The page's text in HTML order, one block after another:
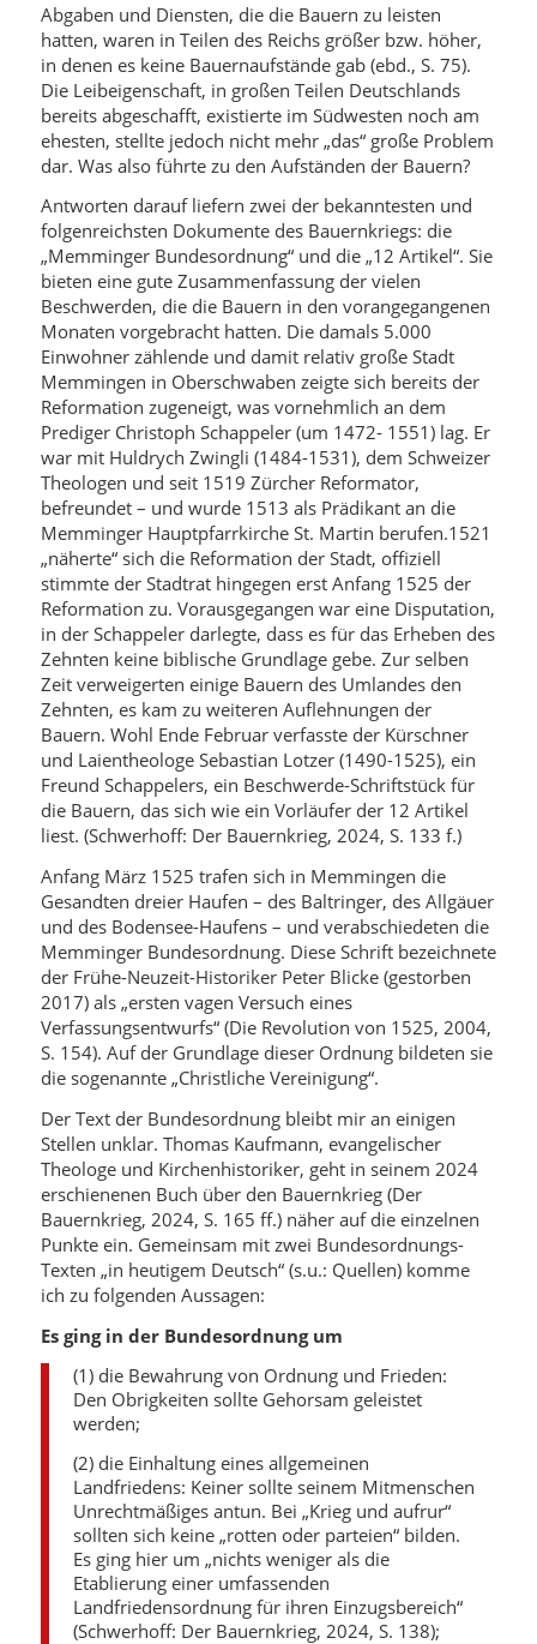
Abgaben und Diensten, die die Bauern zu leisten
hatten, waren in Teilen des Reichs größer bzw. höher,
in denen es keine Bauernaufstände gab (ebd., S. 75).
Die Leibeigenschaft, in großen Teilen Deutschlands
bereits abgeschafft, existierte im Südwesten noch am
ehesten, stellte jedoch nicht mehr „das“ große Problem
dar. Was also führte zu den Aufständen der Bauern?
Antworten darauf liefern zwei der bekanntesten und
folgenreichsten Dokumente des Bauernkriegs: die
„Memminger Bundesordnung“ und die „12 Artikel“. Sie
bieten eine gute Zusammenfassung der vielen
Beschwerden, die die Bauern in den vorangegangenen
Monaten vorgebracht hatten. Die damals 5.000
Einwohner zählende und damit relativ große Stadt
Memmingen in Oberschwaben zeigte sich bereits der
Reformation zugeneigt, was vornehmlich an dem
Prediger Christoph Schappeler (um 1472- 1551) lag. Er
war mit Huldrych Zwingli (1484-1531), dem Schweizer
Theologen und seit 1519 Zürcher Reformator,
befreundet – und wurde 1513 als Prädikant an die
Memminger Hauptpfarrkirche St. Martin berufen.1521
„näherte“ sich die Reformation der Stadt, offiziell
stimmte der Stadtrat hingegen erst Anfang 1525 der
Reformation zu. Vorausgegangen war eine Disputation,
in der Schappeler darlegte, dass es für das Erheben des
Zehnten keine biblische Grundlage gebe. Zur selben
Zeit verweigerten einige Bauern des Umlandes den
Zehnten, es kam zu weiteren Auflehnungen der
Bauern. Wohl Ende Februar verfasste der Kürschner
und Laientheologe Sebastian Lotzer (1490-1525), ein
Freund Schappelers, ein Beschwerde-Schriftstück für
die Bauern, das sich wie ein Vorläufer der 12 Artikel
liest. (Schwerhoff: Der Bauernkrieg, 2024, S. 133 f.)
Anfang März 1525 trafen sich in Memmingen die
Gesandten dreier Haufen – des Baltringer, des Allgäuer
und des Bodensee-Haufens – und verabschiedeten die
Memminger Bundesordnung. Diese Schrift bezeichnete
der Frühe-Neuzeit-Historiker Peter Blicke (gestorben
2017) als „ersten vagen Versuch eines
Verfassungsentwurfs“ (Die Revolution von 1525, 2004,
S. 154). Auf der Grundlage dieser Ordnung bildeten sie
die sogenannte „Christliche Vereinigung“.
Der Text der Bundesordnung bleibt mir an einigen
Stellen unklar. Thomas Kaufmann, evangelischer
Theologe und Kirchenhistoriker, geht in seinem 2024
erschienenen Buch über den Bauernkrieg (Der
Bauernkrieg, 2024, S. 165 ff.) näher auf die einzelnen
Punkte ein. Gemeinsam mit zwei Bundesordnungs-
Texten „in heutigem Deutsch“ (s.u.: Quellen) komme
ich zu folgenden Aussagen:
Es ging in der Bundesordnung um
(1) die Bewahrung von Ordnung und Frieden:
Den Obrigkeiten sollte Gehorsam geleistet
werden;
(2) die Einhaltung eines allgemeinen
Landfriedens: Keiner sollte seinem Mitmenschen
Unrechtmäßiges antun. Bei „Krieg und aufrur“
sollten sich keine „rotten oder parteien“ bilden.
Es ging hier um „nichts weniger als die
Etablierung einer umfassenden
Landfriedensordnung für ihren Einzugsbereich“
(Schwerhoff: Der Bauernkrieg, 2024, S. 138);